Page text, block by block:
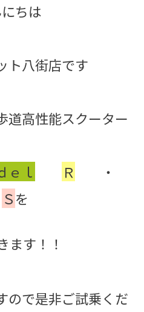
ちは
ト八街店です
道高性能スクーター
ｅｌ Ｒ
・
Ｓを
ます！！
ので是非ご試乗くだ